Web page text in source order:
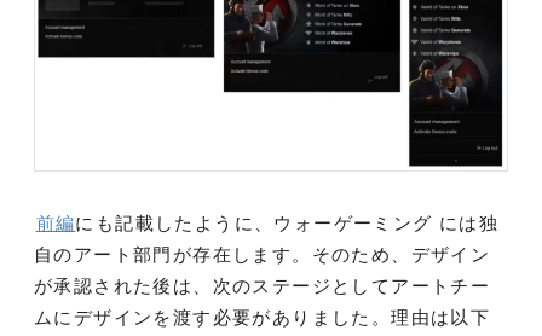
前編にも記載したように、ウォーゲーミング には独
自のアート部門が存在します。そのため、デザイン
が承認された後は、次のステージとしてアートチー
ムにデザインを渡す必要がありました。理由は以下